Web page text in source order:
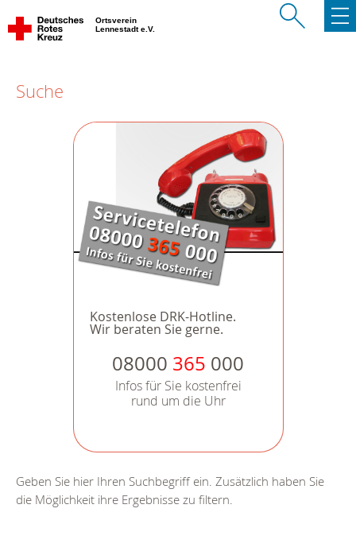
Ortsverein
Lennestadt e.V.
Suche
Kostenlose DRK-Hotline.
Wir beraten Sie gerne.
08000 365 000
Infos für Sie kostenfrei
rund um die Uhr
Geben Sie hier Ihren Suchbegriff ein. Zusätzlich haben Sie
die Möglichkeit ihre Ergebnisse zu filtern.